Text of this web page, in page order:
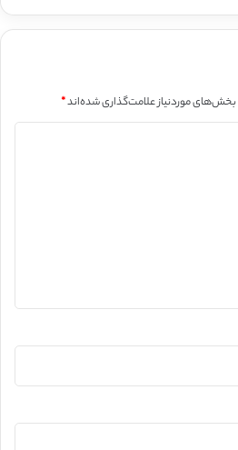
بخش‌های موردنیاز علامت‌گذاری شده‌اند*